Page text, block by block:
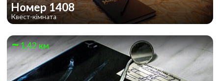
Номер 1408
Квест-кімната
1.42 км